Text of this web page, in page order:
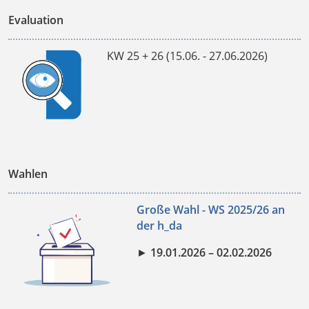
Evaluation
KW 25 + 26 (15.06. - 27.06.2026)
Wahlen
Große Wahl - WS 2025/26 an
der h_da
► 19.01.2026 – 02.02.2026